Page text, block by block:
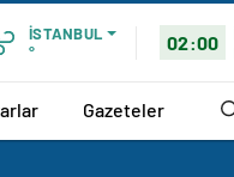
İSTANBUL
°
02:00
Gazeteler